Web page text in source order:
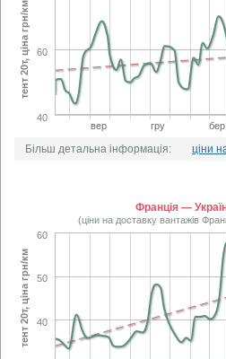
вер гру бер
40
60
тент 20т, ціна грн/км
Більш детальна інформація: ціни
Франція —
(ціни на доставку вантажів
40
50
60
тент 20т, ціна грн/км